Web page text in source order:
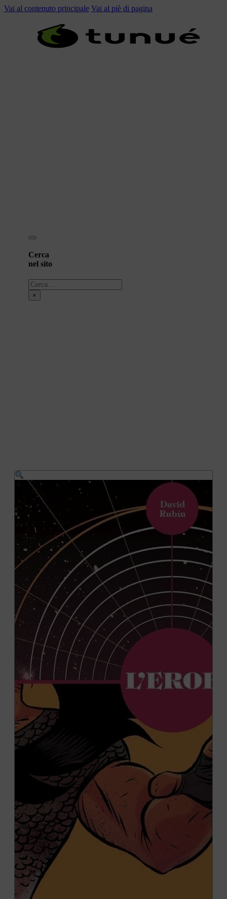
Vai al contenuto principale Vai al piè di pagina
Cerca
nel sito
Cerca
×